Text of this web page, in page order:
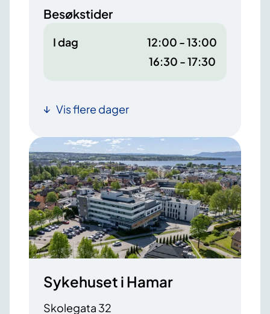
Besøkstider
I dag
12:00 - 13:00
16:30 - 17:30
Vis flere dager
Sykehuset i Hamar
Skolegata 32